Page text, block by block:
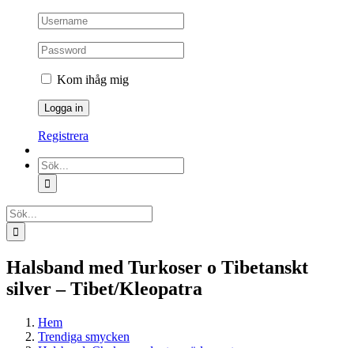
Kom ihåg mig
Registrera
Sök
efter:
Sök
efter:
Halsband med Turkoser o Tibetanskt
silver – Tibet/Kleopatra
Hem
Trendiga smycken